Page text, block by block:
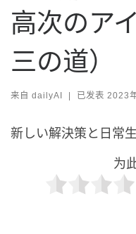
高次のア
三の道）
来自 dailyAI | 已发表 2023
新しい解決策と日常
为